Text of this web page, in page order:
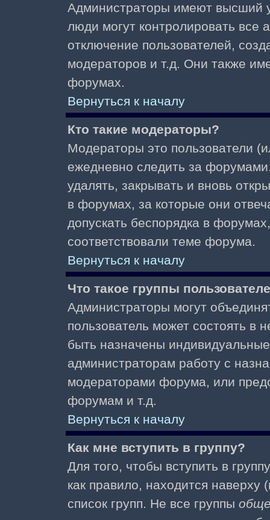
Администраторы имеют высший
люди могут контролировать все
отключение пользователей,
модераторов и т.д. Они также
форумах.
Вернуться к началу
Кто такие модераторы?
Модераторы это пользователи
ежедневно следить за
удалять, закрывать и вновь
в форумах, за которые они
допускать беспорядка в
соответствовали теме форума.
Вернуться к началу
Что такое группы
Администраторы могут
пользователь может состоять в
быть назначены
администраторам работу с
модераторами форума, или
форумам и т.д.
Вернуться к началу
Как мне вступить в группу?
Для того, чтобы вступить в
как правило, находится
список групп. Не все группы